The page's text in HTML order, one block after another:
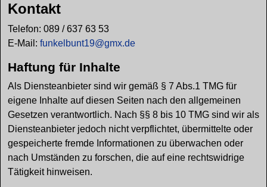
Kontakt
Telefon: 089 / 637 63 53
E-Mail: funkelbunt19@gmx.de
Haftung für Inhalte
Als Diensteanbieter sind wir gemäß § 7 Abs.1 TMG für
eigene Inhalte auf diesen Seiten nach den allgemeinen
Gesetzen verantwortlich. Nach §§ 8 bis 10 TMG sind wir als
Diensteanbieter jedoch nicht verpflichtet, übermittelte oder
gespeicherte fremde Informationen zu überwachen oder
nach Umständen zu forschen, die auf eine rechtswidrige
Tätigkeit hinweisen.